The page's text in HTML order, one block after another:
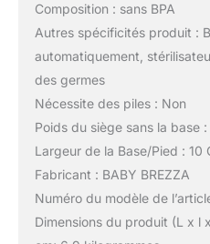
Composition : sans BPA
Autres spécificités produit :
automatiquement,
des germes
Nécessite des piles : Non
Poids du siège sans la base
Largeur de la Base/Pied : 10
Fabricant : BABY BREZZA
Numéro du modèle de
Dimensions du produit (L x l